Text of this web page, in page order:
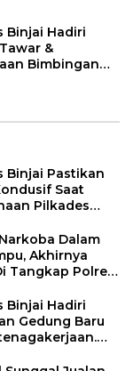
Binjai Hadiri
&
Bimbingan
Binjai Pastikan
Saat
Pilkades
Dalam
Akhirnya
Tangkap Polres
Binjai Hadiri
Gedung Baru